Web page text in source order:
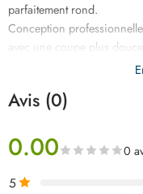
parfaitement rond.
Conception
avec une coupe plus douce.
Convient pour percer des
Cet ensemble de forets
Avis (0)
0.00 0
5